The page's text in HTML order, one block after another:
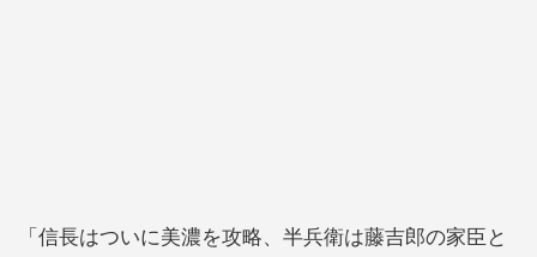
「信長はついに美濃を攻略、半兵衛は藤吉郎の家臣と